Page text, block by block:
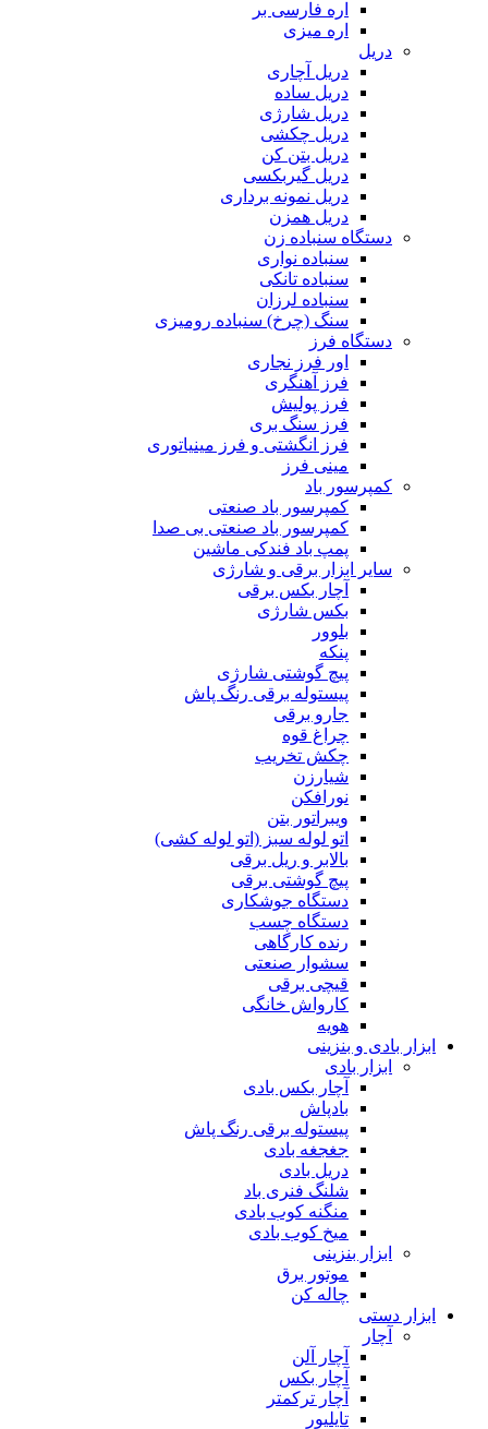
اره فارسی بر
اره میزی
دریل
دریل آچاری
دریل ساده
دریل شارژی
دریل چکشی
دریل بتن کن
دریل گیربکسی
دریل نمونه برداری
دریل همزن
دستگاه سنباده زن
سنباده نواری
سنباده تانکی
سنباده لرزان
سنگ (چرخ) سنباده رومیزی
دستگاه فرز
اور فرز نجاری
فرز آهنگری
فرز پولیش
فرز سنگ بری
فرز انگشتی و فرز مینیاتوری
مینی فرز
کمپرسور باد
کمپرسور باد صنعتی
کمپرسور باد صنعتی بی صدا
پمپ باد فندکی ماشین
سایر ابزار برقی و شارژی
آچار بکس برقی
بکس شارژی
بلوور
پنکه
پیچ گوشتی شارژی
پیستوله برقی رنگ پاش
جارو برقی
چراغ قوه
چکش تخریب
شیارزن
نورافکن
ویبراتور بتن
اتو لوله سبز (اتو لوله کشی)
بالابر و ریل برقی
پیچ گوشتی برقی
دستگاه جوشکاری
دستگاه چسب
رنده کارگاهی
سشوار صنعتی
قیچی برقی
کارواش خانگی
هویه
ابزار بادی و بنزینی
ابزار بادی
آچار بکس بادی
بادپاش
پیستوله برقی رنگ پاش
جغجغه بادی
دریل بادی
شلنگ فنری باد
منگنه کوب بادی
میخ کوب بادی
ابزار بنزینی
موتور برق
چاله کن
ابزار دستی
آچار
آچار آلن
آچار بکس
آچار ترکمتر
تایلیور